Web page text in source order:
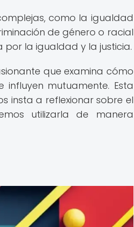
como la igualdad
de género o racial
la igualdad y la justicia.
que examina cómo
mutuamente. Esta
insta a reflexionar sobre el
utilizarla de manera